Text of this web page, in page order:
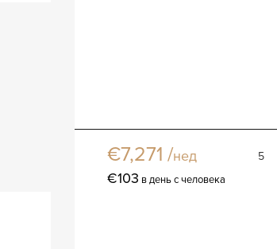
€7,271 /нед 5
€103 в день с человека